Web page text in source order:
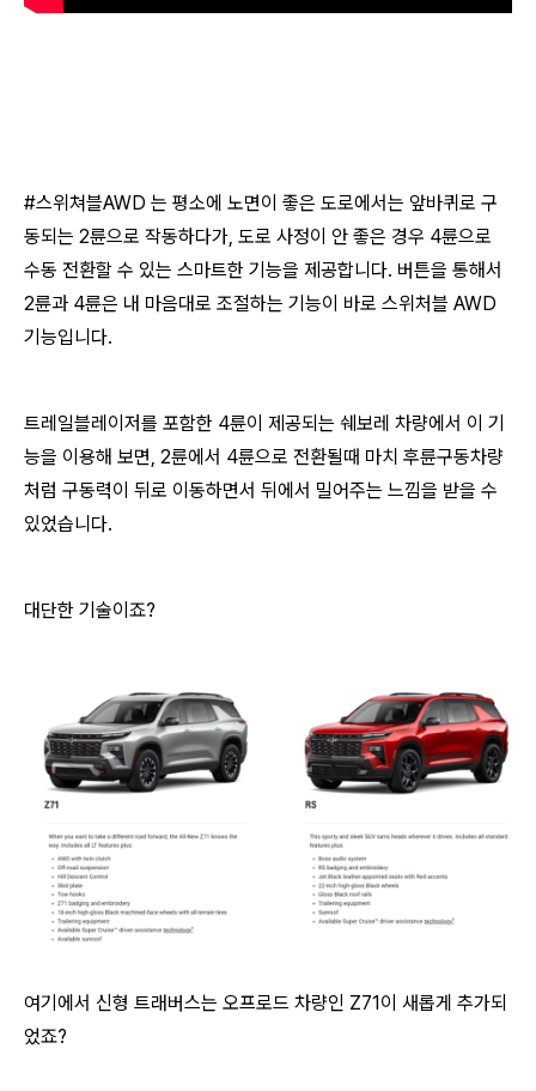
#스위쳐블AWD 는 평소에 노면이 좋은 도로에서는 앞바퀴로 구
동되는 2륜으로 작동하다가, 도로 사정이 안 좋은 경우 4륜으로
수동 전환할 수 있는 스마트한 기능을 제공합니다. 버튼을 통해서
2륜과 4륜은 내 마음대로 조절하는 기능이 바로 스위처블 AWD
기능입니다.
트레일블레이저를 포함한 4륜이 제공되는 쉐보레 차량에서 이 기
능을 이용해 보면, 2륜에서 4륜으로 전환될때 마치 후륜구동차량
처럼 구동력이 뒤로 이동하면서 뒤에서 밀어주는 느낌을 받을 수
있었습니다.
대단한 기술이죠?
여기에서 신형 트래버스는 오프로드 차량인 Z71이 새롭게 추가되
었죠?